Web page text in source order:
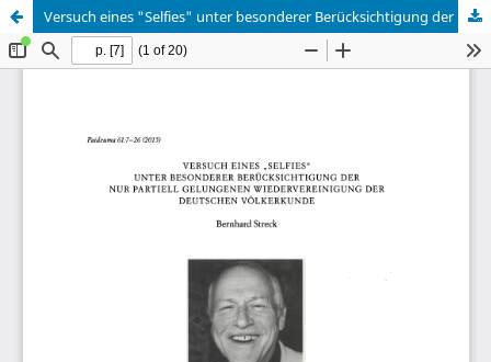
Versuch eines "Selfies" unter besonderer Berücksichtigung der nur partiell gelungenen Wiedervereinigung der deutschen Völkerkunde